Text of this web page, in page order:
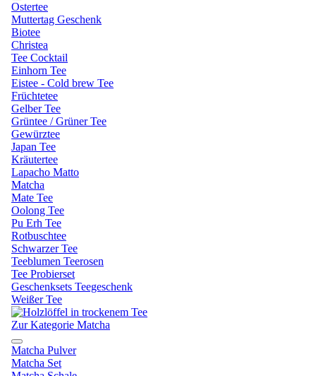
Ostertee
Muttertag Geschenk
Biotee
Christea
Tee Cocktail
Einhorn Tee
Eistee - Cold brew Tee
Früchtetee
Gelber Tee
Grüntee / Grüner Tee
Gewürztee
Japan Tee
Kräutertee
Lapacho Matto
Matcha
Mate Tee
Oolong Tee
Pu Erh Tee
Rotbuschtee
Schwarzer Tee
Teeblumen Teerosen
Tee Probierset
Geschenksets Teegeschenk
Weißer Tee
Zur Kategorie Matcha
Matcha Pulver
Matcha Set